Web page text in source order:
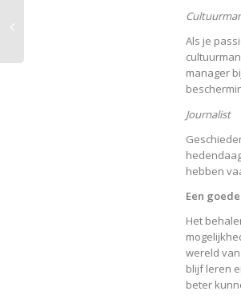
Als je
manager
Journalist
hebben
Een
Het
wereld
blijf leren
beter